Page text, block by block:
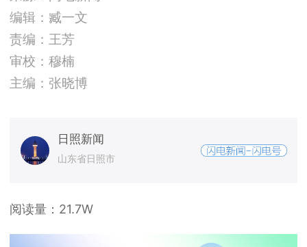
编辑：臧一文
责编：王芳
审校：穆楠
主编：张晓博
日照新闻
山东省日照市
阅读量： 21.7W